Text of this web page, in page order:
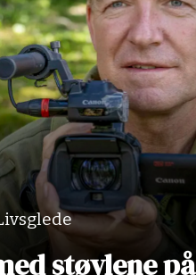
støvlene på